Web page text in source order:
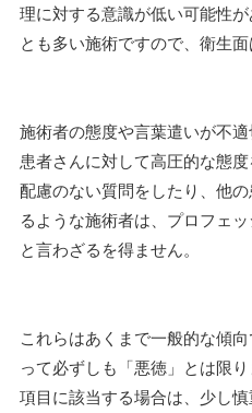
理に対する意識が低い可能性
とも多い施術ですので、衛生面
施術者の態度や言葉遣いが不適
患者さんに対して高圧的な態
配慮のない質問をしたり、他
るような施術者は、プロフェ
と言わざるを得ません。
これらはあくまで一般的な傾
って必ずしも「悪徳」とは限
項目に該当する場合は、少し